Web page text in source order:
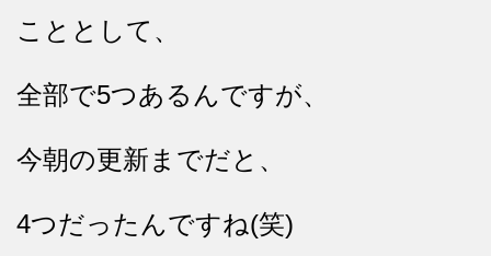
こととして、
全部で5つあるんですが、
今朝の更新までだと、
4つだったんですね(笑)